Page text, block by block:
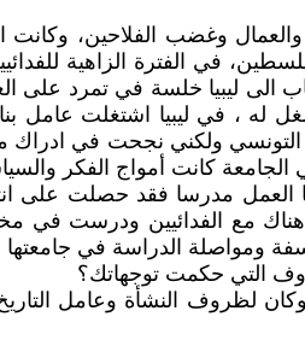
وغضب الفلاحين،
فلسطين، في الفترة الزاهية
الى ليبيا خلسة في تمرد
شغل له ، في ليبيا اشتغلت
ولكني نجحت في ادراك موعد
كانت أمواج الفكر
العمل مدرسا فقد حصلت على
مع الفدائيين ودرست في
ومواصلة الدراسة في
التي حكمت توجهاتك؟
لظروف النشأة وعامل